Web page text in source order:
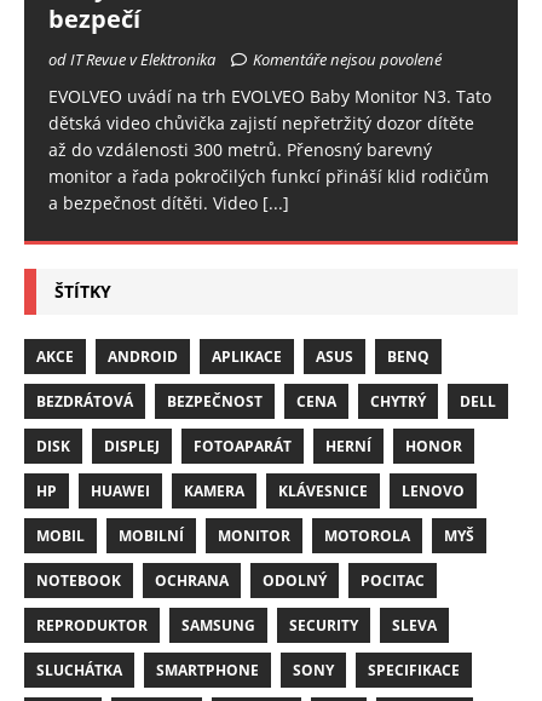
bezpečí
od IT Revue v Elektronika Komentáře nejsou povolené
EVOLVEO uvádí na trh EVOLVEO Baby Monitor N3. Tato
dětská video chůvička zajistí nepřetržitý dozor dítěte
až do vzdálenosti 300 metrů. Přenosný barevný
monitor a řada pokročilých funkcí přináší klid rodičům
a bezpečnost dítěti. Video [...]
ŠTÍTKY
AKCE ANDROID APLIKACE ASUS BENQ
BEZDRÁTOVÁ BEZPEČNOST CENA CHYTRÝ DELL
DISK DISPLEJ FOTOAPARÁT HERNÍ HONOR
HP HUAWEI KAMERA KLÁVESNICE LENOVO
MOBIL MOBILNÍ MONITOR MOTOROLA MYŠ
NOTEBOOK OCHRANA ODOLNÝ POCITAC
REPRODUKTOR SAMSUNG SECURITY SLEVA
SLUCHÁTKA SMARTPHONE SONY SPECIFIKACE